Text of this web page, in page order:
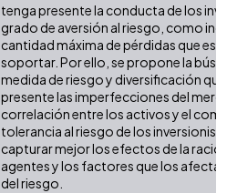
tenga presente la conducta de los
grado de aversión al riesgo, como
cantidad máxima de pérdidas que
soportar. Por ello, se propone la
medida de riesgo y diversificación
presente las imperfecciones del
correlación entre los activos y el
tolerancia al riesgo de los
capturar mejor los efectos de la
agentes y los factores que los
del riesgo.